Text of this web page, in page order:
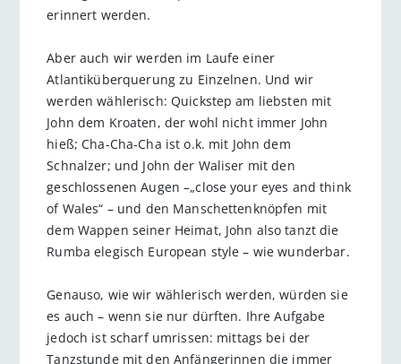
erinnert werden.
Aber auch wir werden im Laufe einer
Atlantiküberquerung zu Einzelnen. Und wir
werden wählerisch: Quickstep am liebsten mit
John dem Kroaten, der wohl nicht immer John
hieß; Cha-Cha-Cha ist o.k. mit John dem
Schnalzer; und John der Waliser mit den
geschlossenen Augen –„close your eyes and think
of Wales“ – und den Manschettenknöpfen mit
dem Wappen seiner Heimat, John also tanzt die
Rumba elegisch European style – wie wunderbar.
Genauso, wie wir wählerisch werden, würden sie
es auch – wenn sie nur dürften. Ihre Aufgabe
jedoch ist scharf umrissen: mittags bei der
Tanzstunde mit den Anfängerinnen die immer